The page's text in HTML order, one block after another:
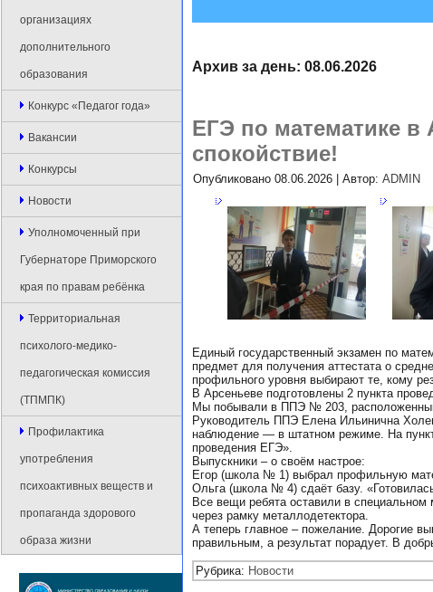
организациях
дополнительного
образования
Конкурс «Педагог года»
Вакансии
Конкурсы
Новости
Уполномоченный при
Губернаторе Приморского
края по правам ребёнка
Территориальная
психолого-медико-
педагогическая комиссия
(ТПМПК)
Профилактика
употребления
психоактивных веществ и
пропаганда здорового
образа жизни
Архив за день: 08.06.2026
ЕГЭ по математике в
спокойствие!
Опубликовано 08.06.2026 Автор: ADMIN
Единый государственный экзамен по
предмет для получения аттестата о
профильного уровня выбирают те, кому
В Арсеньеве подготовлены 2 пункта
Мы побывали в ППЭ № 203,
Руководитель ППЭ Елена Ильинична
наблюдение — в штатном режиме. На
проведения ЕГЭ».
Выпускники – о своём настрое:
Егор (школа № 1) выбрал профильную
Ольга (школа № 4) сдаёт базу.
Все вещи ребята оставили в
через рамку металлодетектора.
А теперь главное – пожелание. Дорогие
правильным, а результат порадует. В
Рубрика: Новости